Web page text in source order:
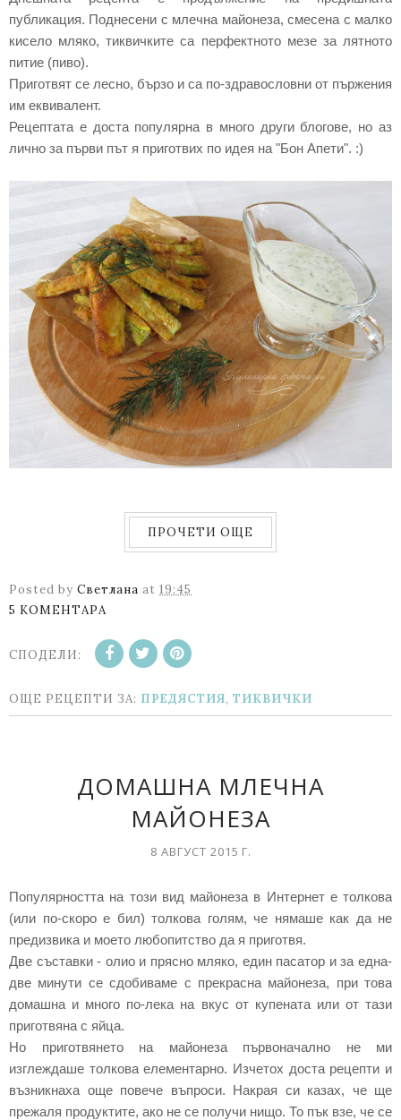
публикация. Поднесени с млечна майонеза, смесена с малко
кисело мляко, тиквичките са перфектното мезе за лятното
питие (пиво).
Приготвят се лесно, бързо и са по-здравословни от пържения
им еквивалент.
Рецептата е доста популярна в много други блогове, но аз
лично за първи път я приготвих по идея на "Бон Апети". :)
ПРОЧЕТИ ОЩЕ
Posted by Светлана at 19:45
5 КОМЕНТАРА
СПОДЕЛИ:
ОЩЕ РЕЦЕПТИ ЗА: ПРЕДЯСТИЯ, ТИКВИЧКИ
ДОМАШНА МЛЕЧНА
МАЙОНЕЗА
8 АВГУСТ 2015 Г.
Популярността на този вид майонеза в Интернет е толкова
(или по-скоро е бил) толкова голям, че нямаше как да не
предизвика и моето любопитство да я приготвя.
Две съставки - олио и прясно мляко, един пасатор и за една-
две минути се сдобиваме с прекрасна майонеза, при това
домашна и много по-лека на вкус от купената или от тази
приготвяна с яйца.
Но приготвянето на майонеза първоначално не ми
изглеждаше толкова елементарно. Изчетох доста рецепти и
възникнаха още повече въпроси. Накрая си казах, че ще
прежаля продуктите, ако не се получи нищо. То пък взе, че се